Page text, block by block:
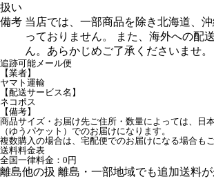
扱い
備考 当店では、一部商品を除き北海道、
っておりません。 また、海外への配
ん。あらかじめご了承くださいませ。
追跡可能メール便
【業者】
ヤマト運輸
【配送サービス名】
ネコポス
【備考】
商品サイズ・お届け先ご住所・数量によっては、日
（ゆうパケット）でのお届けになります。
複数購入の場合は、宅配便でのお届けになる場合もご
送料料金表
全国一律料金：0円
離島他の扱 離島・一部地域でも追加送料